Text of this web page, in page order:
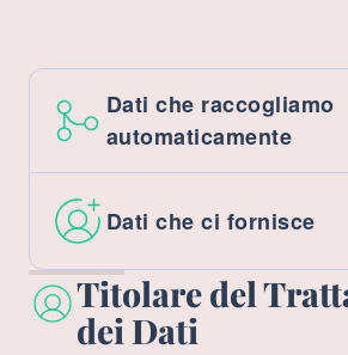
Dati che raccogliamo
automaticamente
Dati che ci fornisce
Titolare del
dei Dati